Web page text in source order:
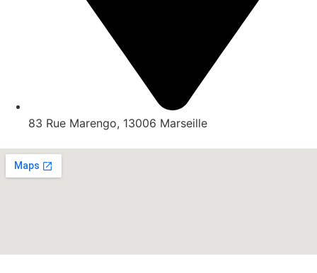
83 Rue Marengo, 13006 Marseille